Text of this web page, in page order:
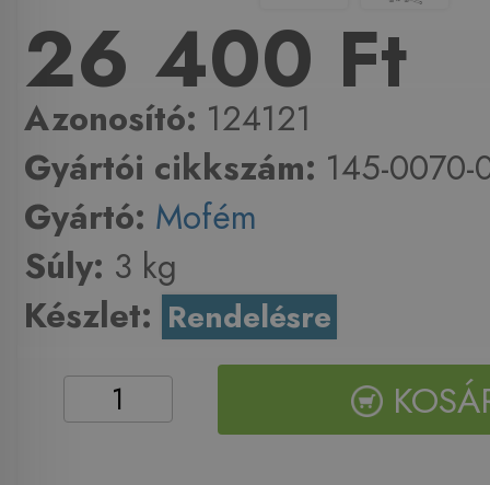
26 400 Ft
Azonosító: 124121
Gyártói cikkszám: 145-0070-
Gyártó: Mofém
Súly: 3 kg
Készlet: Rendelésre